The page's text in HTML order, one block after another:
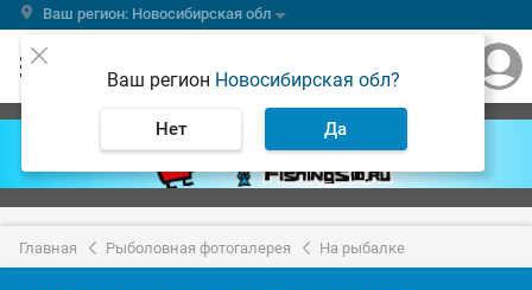
Ваш регион: Новосибирская обл
Ваш регион Новосибирская обл?
Нет Да
Главная Рыболовная фотогалерея На рыбалке